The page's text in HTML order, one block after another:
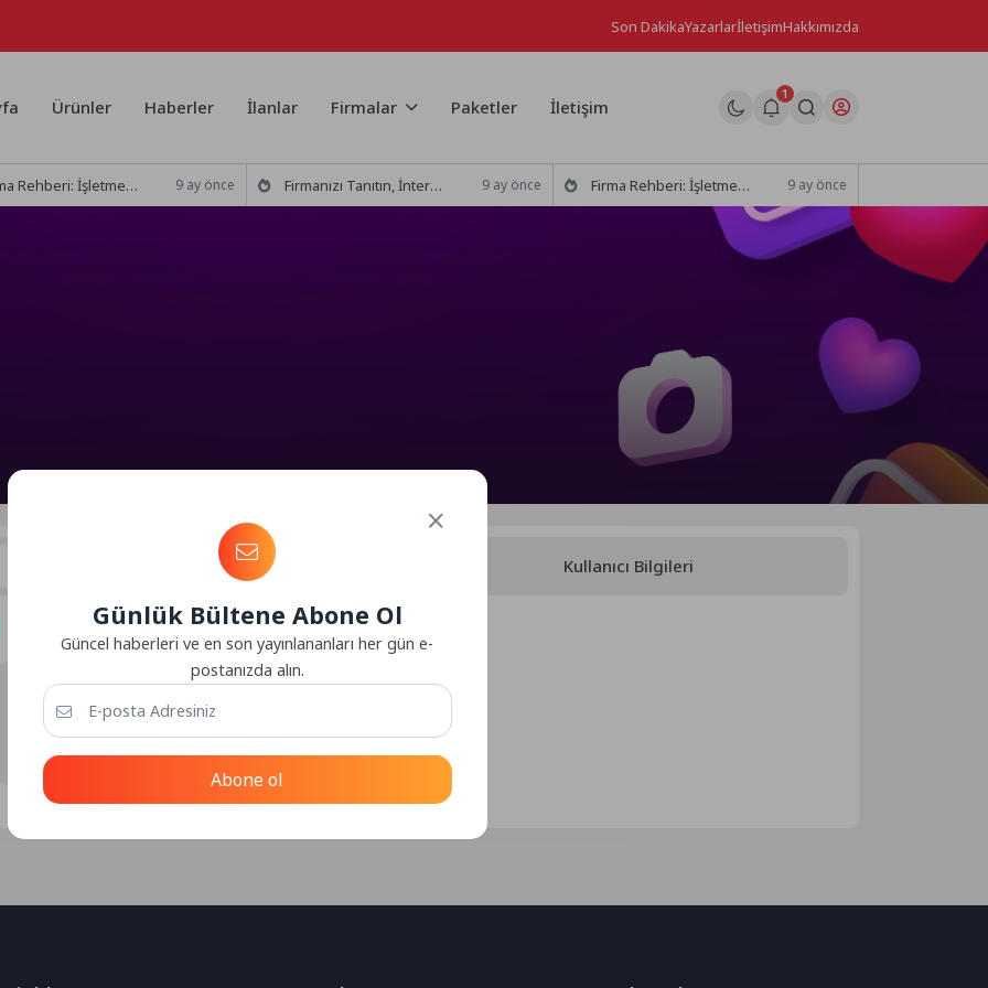
Son DakikaYazarlarİletişimHakkımızda
Ürünler Haberler İlanlar Firmalar Paketler İletişim
1
İşletmenizin Tanıtımı ve SEO Uyumlu Blog Başlıkları 9 ay önce Firmanızı Tanıtın, İnternette Öne Çıkın: Firma Yayınlamanın Gücü 9 ay önce Firma Rehberi: İşletmenizi Tanıtmanın SEO’daki Önemi 9 ay önce
İçerikler Kullanıcı Bilgileri
Kullanıcı İçerikleri:
Bilişim 10.06.2025
Gebze Web Tasarım
Günlük Bültene Abone Ol
Güncel haberleri ve en son yayınlananları her gün e-
postanızda alın.
Abone ol